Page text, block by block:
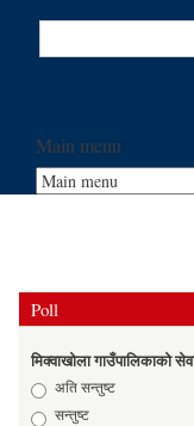
Search
Main menu
Poll
मिक्वाखोला गाउँपालिकाको
Choicesअति सन्तुष्ट
सन्तुष्ट